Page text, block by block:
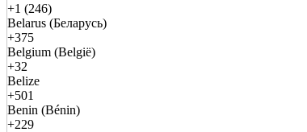
+1 (246)
Belarus (Беларусь)
+375
Belgium (België)
+32
Belize
+501
Benin (Bénin)
+229